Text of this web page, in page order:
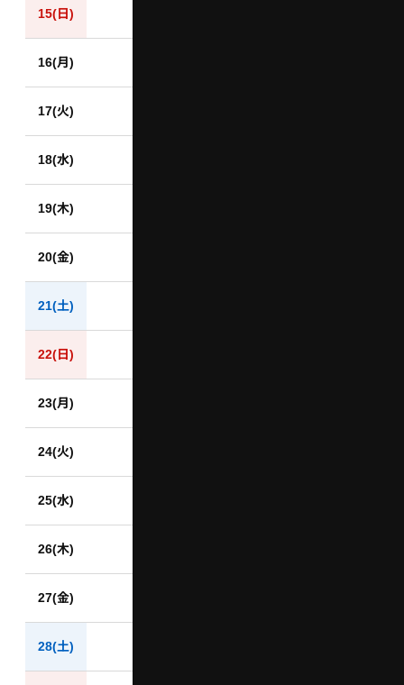
15(日)
16(月)
17(火)
18(水)
19(木)
20(金)
21(土)
22(日)
23(月)
24(火)
25(水)
26(木)
27(金)
28(土)